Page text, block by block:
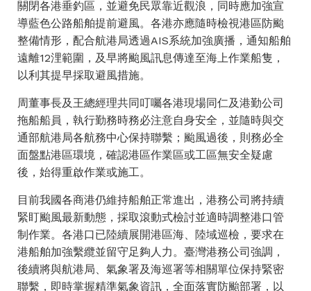
關閉各港垂釣區，並避免民眾靠近觀浪，同時應加強宣
導藍色公路船舶提前避風。各港亦應隨時檢視港區防颱
整備情形，配合航港局透過AIS系統加強廣播，通知船舶
遠離12浬範圍，及早將颱風訊息傳達至海上作業船隻，
以利其提早採取避風措施。
周董事長及王總經理共同叮囑各港現場同仁及港勤公司
拖船船員，執行勤務時務必注意自身安全，並隨時與交
通部航港局各航務中心保持聯繫；颱風過後，則務必全
面盤點港區環境，確認港區作業區或工區無安全疑慮
後，始得重啟作業或施工。
目前我國各商港仍維持船舶正常進出，港務公司將持續
緊盯颱風最新動態，採取滾動式檢討並適時調整港口管
制作業。各港口已陸續展開港區海、陸域巡檢，要求在
港船舶加強繫纜並留守足夠人力。臺灣港務公司強調，
後續將與航港局、氣象署及海巡署等相關單位保持緊密
聯繫，即時掌握精準氣象資訊，全面落實防颱部署，以